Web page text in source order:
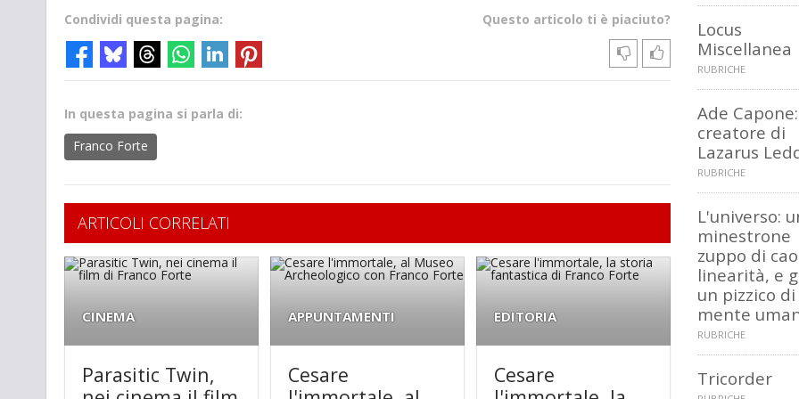
Questo articolo ti è piaciuto?
Condividi questa pagina:
In questa pagina si parla di:
Franco Forte
ARTICOLI CORRELATI
CINEMA
Parasitic Twin,
APPUNTAMENTI
Cesare
EDITORIA
Cesare
Locus
Miscellanea
RUBRICHE
Ade
creatore di
Lazarus
RUBRICHE
L'universo:
minestrone
zuppo di
linearità, e
un pizzico di
mente
RUBRICHE
Tricorder